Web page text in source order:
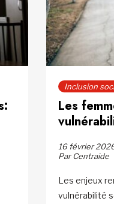
Inclusion
Les
16 février
Par Centraide
Les enjeux
vulnérabilité